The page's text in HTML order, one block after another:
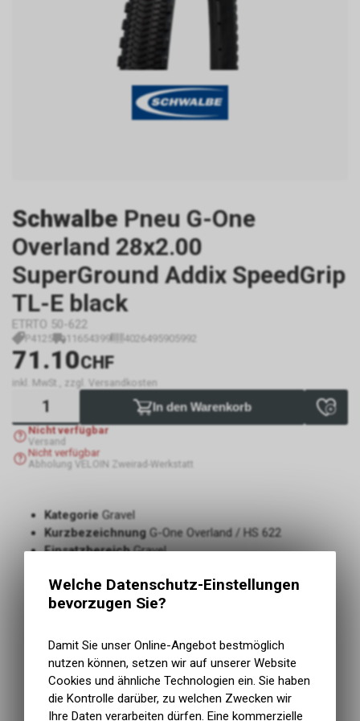
Schwalbe Pneu G-One
Overland 28x2.00
SuperGround Addix SpeedGrip
TL-E black
ETRTO 50-622
P4125 11654399 4026495905992
71.10CHF
inkl. MwSt., zzgl. Versandkosten
In den Warenkorb
Nicht verfügbar
Versand
Nicht verfügbar
Abholung VELOIN Zweirad-Werkstatt
KategorieGravel
KurzbezeichnungG-One Overland / HS 622
EinsatzbereichGravel
Tread CompoundAddix SpeedGrip
Mit Pannenschutzja
Der Gravelreifen für Pendler, Abenteurer und E-Biker
Die richtige Wahl für Touren mit 50% Strasse und 50%
Offroad
Hohe Haltbarkeit und gute Kurvenhaftung durch grosse
und stabile Stollen
Welche Datenschutz-Einstellungen
bevorzugen Sie?
Damit Sie unser Online-Angebot bestmöglich
nutzen können, setzen wir auf unserer Website
Cookies und ähnliche Technologien ein. Sie haben
die Kontrolle darüber, zu welchen Zwecken wir
Ihre Daten verarbeiten dürfen. Eine kommerzielle